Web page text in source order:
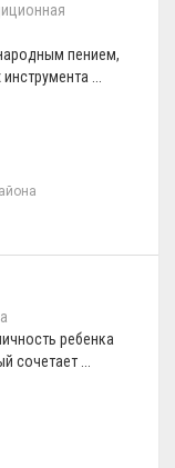
пением,
...
ребенка
сочетает ...